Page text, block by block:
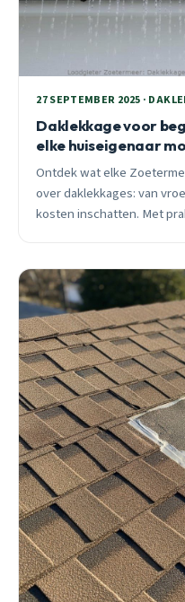
27 SEPTEMBER 2025 ·
Daklekkage voor
elke huiseigenaar
Ontdek wat elke
over daklekkages: van
kosten inschatten. Met